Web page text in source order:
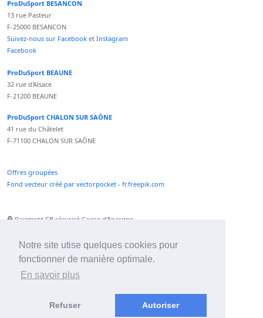
Notre site utise quelques cookies pour
fonctionner de manière optimale.
En savoir plus
Refuser Autoriser
ProDuSport BESANCON
13 rue Pasteur
F-25000 BESANCON
Suivez-nous sur Facebook et Instagram
Facebook
ProDuSport BEAUNE
32 rue d'Alsace
F-21200 BEAUNE
ProDuSport CHALON SUR SAÔNE
41 rue du Châtelet
F-71100 CHALON SUR SAÔNE
Offres groupées
Fond vecteur créé par vectorpocket - fr.freepik.com
Paiement CB sécurisé Caisse d'Epargne
Paiement Paypal accepté